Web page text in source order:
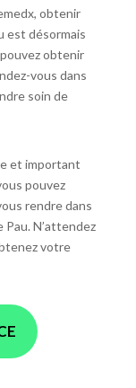
obtenir
est désormais
obtenir
vous dans
soin de
et important
pouvez
rendre dans
N’attendez
votre